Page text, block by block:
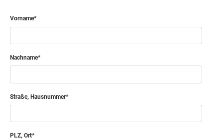
Vorname
Nachname
Straße, Hausnummer
PLZ, Ort